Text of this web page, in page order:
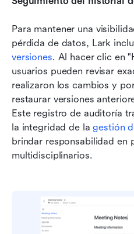
Para mantener una
pérdida de datos, Lark
versiones. Al hacer clic en
usuarios pueden revisar
realizaron los cambios y
restaurar versiones
Este registro de auditoría
la integridad de la gestión
brindar responsabilidad en
multidisciplinarios.